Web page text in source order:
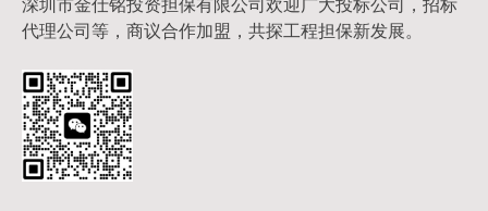
代理公司等，商议合作加盟，共探工程担保新发展。